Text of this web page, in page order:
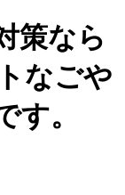
策なら
なごや
す。